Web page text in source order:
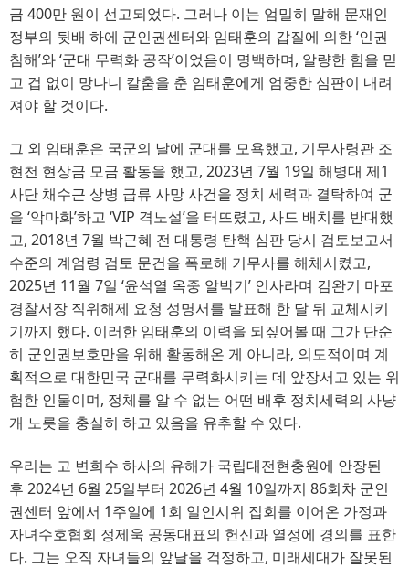
금 400만 원이 선고되었다. 그러나 이는 엄밀히 말해 문재인
정부의 뒷배 하에 군인권센터와 임태훈의 갑질에 의한‘인권
침해’와 ‘군대 무력화 공작’이었음이 명백하며, 알량한 힘을 믿
고 겁 없이 망나니 칼춤을 춘 임태훈에게 엄중한 심판이 내려
져야 할 것이다.
그 외 임태훈은 국군의 날에 군대를 모욕했고, 기무사령관 조
현천 현상금 모금 활동을 했고, 2023년 7월 19일 해병대 제1
사단 채수근 상병 급류 사망 사건을 정치 세력과 결탁하여 군
을 ‘악마화’하고 ‘VIP 격노설’을 터뜨렸고, 사드 배치를 반대했
고, 2018년 7월 박근혜 전 대통령 탄핵 심판 당시 검토보고서
수준의 계엄령 검토 문건을 폭로해 기무사를 해체시켰고,
2025년 11월 7일 ‘윤석열 옥중 알박기’ 인사라며 김완기 마포
경찰서장 직위해제 요청 성명서를 발표해 한 달 뒤 교체시키
기까지 했다. 이러한 임태훈의 이력을 되짚어볼 때 그가 단순
히 군인권보호만을 위해 활동해온 게 아니라, 의도적이며 계
획적으로 대한민국 군대를 무력화시키는 데 앞장서고 있는 위
험한 인물이며, 정체를 알 수 없는 어떤 배후 정치세력의 사냥
개 노릇을 충실히 하고 있음을 유추할 수 있다.
우리는 고 변희수 하사의 유해가 국립대전현충원에 안장된
후 2024년 6월 25일부터 2026년 4월 10일까지 86회차 군인
권센터 앞에서 1주일에 1회 일인시위 집회를 이어온 가정과
자녀수호협회 정제욱 공동대표의 헌신과 열정에 경의를 표한
다. 그는 오직 자녀들의 앞날을 걱정하고, 미래세대가 잘못된